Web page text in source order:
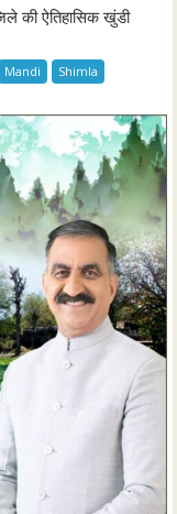
की ऐतिहासिक खुंडी
Mandi Shimla